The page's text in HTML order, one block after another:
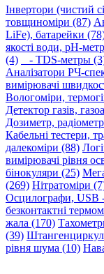
Інвертори (чистий
товщиноміри (87)
LiFe), батарейки
якості води, pH-
(4)
- TDS-метры
Аналізатори РЧ-
вимірювачі
Вологоміри,
Детектор газів,
Дозиметр,
Кабельні тестери,
далекоміри (88)
вимірювачі рівня
бінокуляри (25)
(269) Нітратоміри
Осцилографи, USB
безконтактні
жала (170)
(39)
рівня шума (10)